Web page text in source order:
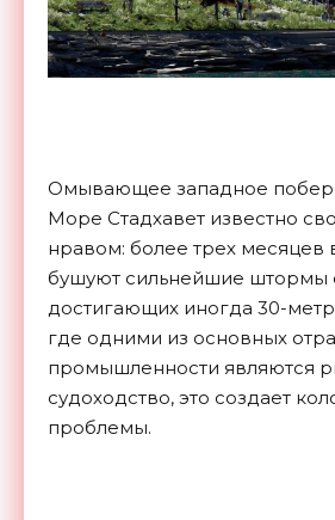
Омывающее западное
Море Стадхавет известно
нравом: более трех месяцев
бушуют сильнейшие штормы
достигающих иногда 30-
где одними из основных
промышленности являются
судоходство, это создает
проблемы.